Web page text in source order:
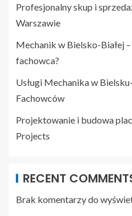
Profesjonalny skup i
Warszawie
Mechanik w Bielsko-Białej
fachowca?
Usługi Mechanika w
Fachowców
Projektowanie i budowa
Projects
RECENT
Brak komentarzy do